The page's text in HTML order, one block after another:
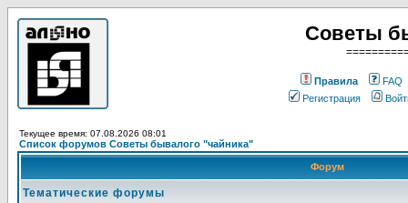
Советы
Правила
FAQ
Регистрация
Текущее время: 07.08.2026 08:01
Список форумов Советы бывалого "чайника"
Форум
Тематические форумы